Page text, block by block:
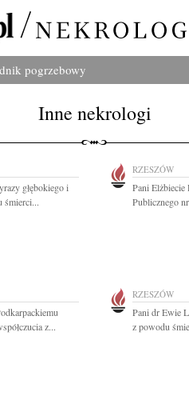
pogrzebowy
Inne nekrologi
głębokiego i
śmierci...
RZESZÓW
Pani
Publicznego
z...
RZESZÓW
Pani dr Ewie
z powodu